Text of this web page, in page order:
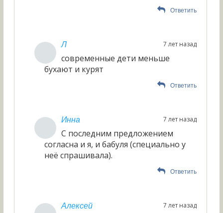
Ответить
Л 7 лет назад
современные дети меньше
бухают и курят
Ответить
Инна 7 лет назад
С последним предложением
согласна и я, и бабуля (специально у
неё спрашивала).
Ответить
Алексей 7 лет назад